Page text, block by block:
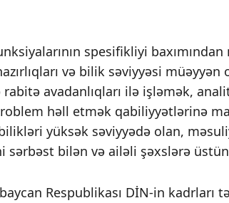
spesifikliyi baxımından
və bilik səviyyəsi
avadanlıqları ilə işləmək,
həll etmək qabiliyyətlərinə
yüksək səviyyədə olan,
sərbəst bilən və ailəli şəxslərə
Respublikası DİN-in kadrları